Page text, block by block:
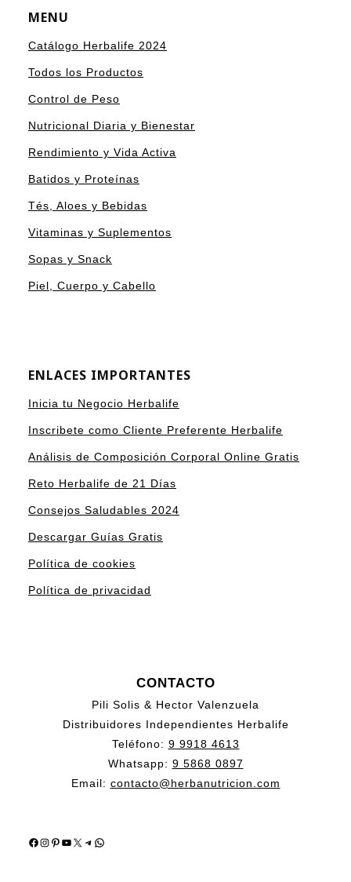
MENU
Catálogo Herbalife 2024
Todos los Productos
Control de Peso
Nutricional Diaria y Bienestar
Rendimiento y Vida Activa
Batidos y Proteínas
Tés, Aloes y Bebidas
Vitaminas y Suplementos
Sopas y Snack
Piel, Cuerpo y Cabello
ENLACES IMPORTANTES
Inicia tu Negocio Herbalife
Inscribete como Cliente Preferente Herbalife
Análisis de Composición Corporal Online Gratis
Reto Herbalife de 21 Días
Consejos Saludables 2024
Descargar Guías Gratis
Política de cookies
Política de privacidad
CONTACTO
Pili Solis & Hector Valenzuela
Distribuidores Independientes Herbalife
Teléfono: 9 9918 4613
Whatsapp: 9 5868 0897
Email: contacto@herbanutricion.com
Facebook
Instagram
Pinterest
YouTube
X Telegram
WhatsApp